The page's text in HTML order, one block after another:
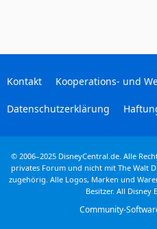
Kontakt Kooperations- und
Datenschutzerklärung
© 2006–2025 DisneyCentral.de. Alle
privates Forum und nicht mit The Walt
zugehörig. Alle Logos, Marken und
Besitzer. All Disney
Community-